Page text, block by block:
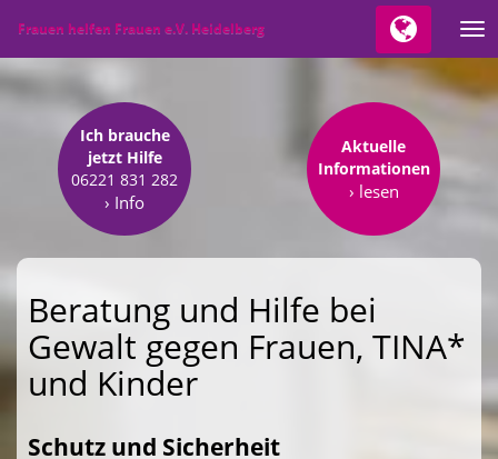
Frauen helfen Frauen e.V. Heidelberg
Ich brauche
jetzt Hilfe
06221 831 282
› Info
Aktuelle
Informationen
› lesen
Beratung und Hilfe bei
Gewalt gegen Frauen, TINA*
und Kinder
Schutz und Sicherheit